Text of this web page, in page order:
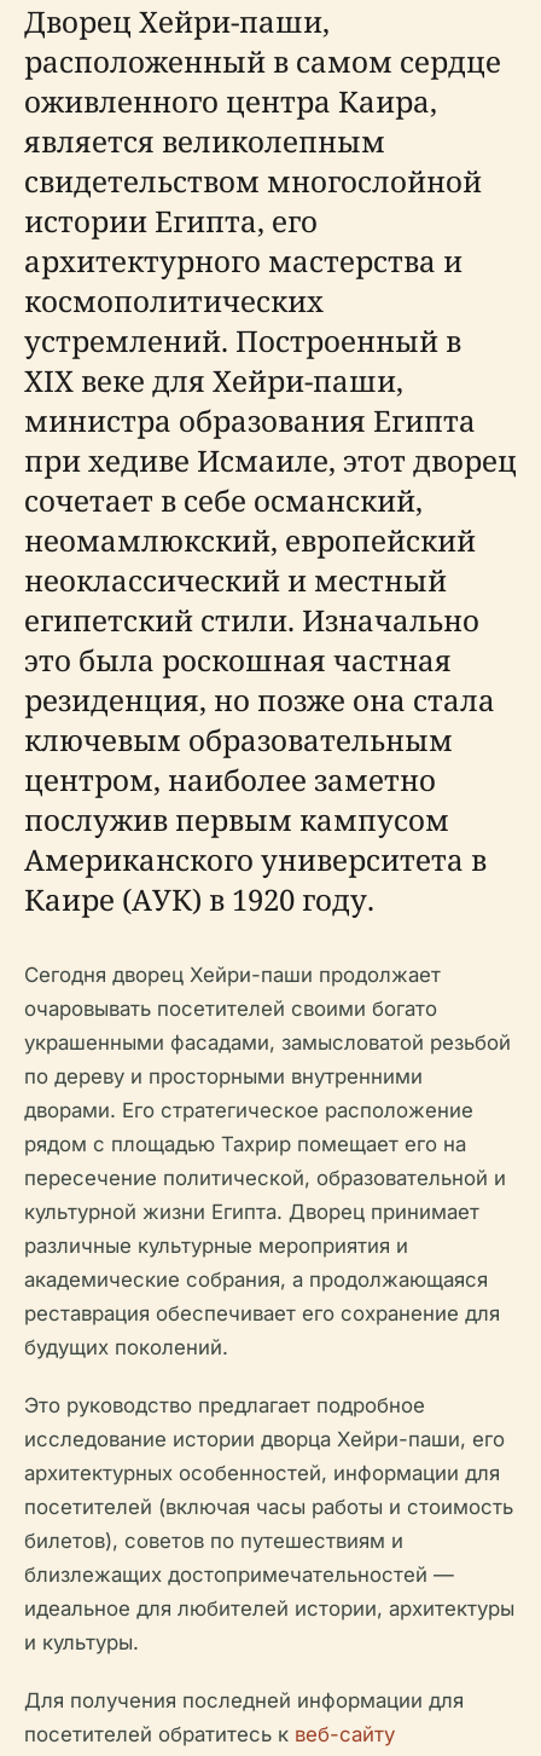
Дворец Хейри-паши,
расположенный в самом сердце
оживленного центра Каира,
является великолепным
свидетельством многослойной
истории Египта, его
архитектурного мастерства и
космополитических
устремлений. Построенный в
XIX веке для Хейри-паши,
министра образования Египта
при хедиве Исмаиле, этот дворец
сочетает в себе османский,
неомамлюкский, европейский
неоклассический и местный
египетский стили. Изначально
это была роскошная частная
резиденция, но позже она стала
ключевым образовательным
центром, наиболее заметно
послужив первым кампусом
Американского университета в
Каире (АУК) в 1920 году.
Сегодня дворец Хейри-паши продолжает
очаровывать посетителей своими богато
украшенными фасадами, замысловатой резьбой
по дереву и просторными внутренними
дворами. Его стратегическое расположение
рядом с площадью Тахрир помещает его на
пересечение политической, образовательной и
культурной жизни Египта. Дворец принимает
различные культурные мероприятия и
академические собрания, а продолжающаяся
реставрация обеспечивает его сохранение для
будущих поколений.
Это руководство предлагает подробное
исследование истории дворца Хейри-паши, его
архитектурных особенностей, информации для
посетителей (включая часы работы и стоимость
билетов), советов по путешествиям и
близлежащих достопримечательностей —
идеальное для любителей истории, архитектуры
и культуры.
Для получения последней информации для
посетителей обратитесь к веб-сайту